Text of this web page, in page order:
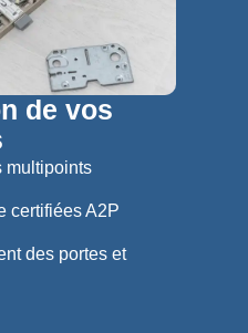
de vos
multipoints
certifiées A2P
des portes et